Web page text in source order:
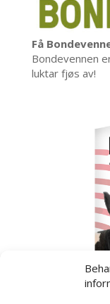
Få
Bondevennen
luktar fjøs av!